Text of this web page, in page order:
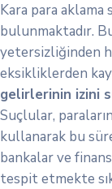
Kara para
bulunmaktadır.
yetersizliğinden
eksikliklerden
gelirlerinin izini
Suçlular,
kullanarak bu
bankalar ve
tespit etmekte